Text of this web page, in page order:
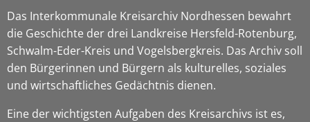
Das Interkommunale Kreisarchiv Nordhessen bewahrt
die Geschichte der drei Landkreise Hersfeld-Rotenburg,
Schwalm-Eder-Kreis und Vogelsbergkreis. Das Archiv soll
den Bürgerinnen und Bürgern als kulturelles, soziales
und wirtschaftliches Gedächtnis dienen.
Eine der wichtigsten Aufgaben des Kreisarchivs ist es,